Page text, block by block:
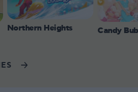
Northern Heights Candy